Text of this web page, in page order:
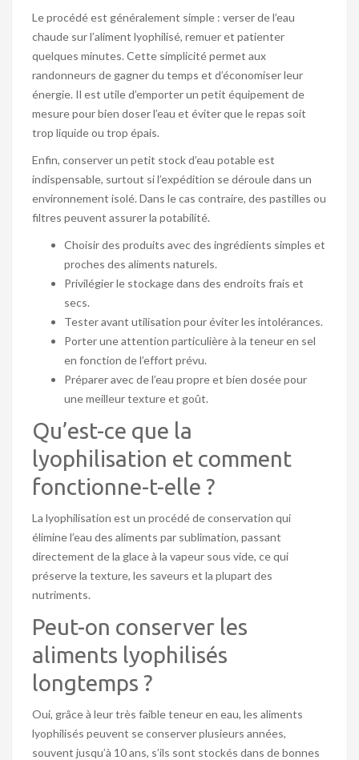
Le procédé est généralement simple : verser de l’eau
chaude sur l’aliment lyophilisé, remuer et patienter
quelques minutes. Cette simplicité permet aux
randonneurs de gagner du temps et d’économiser leur
énergie. Il est utile d’emporter un petit équipement de
mesure pour bien doser l’eau et éviter que le repas soit
trop liquide ou trop épais.
Enfin, conserver un petit stock d’eau potable est
indispensable, surtout si l’expédition se déroule dans un
environnement isolé. Dans le cas contraire, des pastilles ou
filtres peuvent assurer la potabilité.
Choisir des produits avec des ingrédients simples et
proches des aliments naturels.
Privilégier le stockage dans des endroits frais et
secs.
Tester avant utilisation pour éviter les intolérances.
Porter une attention particulière à la teneur en sel
en fonction de l’effort prévu.
Préparer avec de l’eau propre et bien dosée pour
une meilleur texture et goût.
Qu’est-ce que la
lyophilisation et comment
fonctionne-t-elle ?
La lyophilisation est un procédé de conservation qui
élimine l’eau des aliments par sublimation, passant
directement de la glace à la vapeur sous vide, ce qui
préserve la texture, les saveurs et la plupart des
nutriments.
Peut-on conserver les
aliments lyophilisés
longtemps ?
Oui, grâce à leur très faible teneur en eau, les aliments
lyophilisés peuvent se conserver plusieurs années,
souvent jusqu’à 10 ans, s’ils sont stockés dans de bonnes